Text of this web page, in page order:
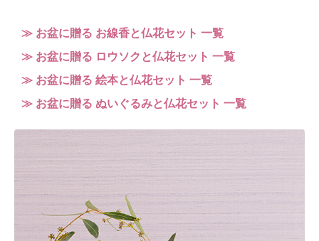
≫ お盆に贈る お線香と仏花セット 一覧
≫ お盆に贈る ロウソクと仏花セット 一覧
≫ お盆に贈る 絵本と仏花セット 一覧
≫ お盆に贈る ぬいぐるみと仏花セット 一覧